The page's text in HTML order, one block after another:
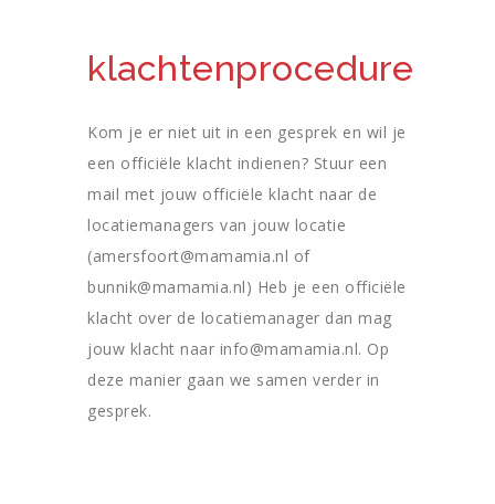
klachtenprocedure
Kom je er niet uit in een gesprek en wil je
een officiële klacht indienen? Stuur een
mail met jouw officiële klacht naar de
locatiemanagers van jouw locatie
(amersfoort@mamamia.nl of
bunnik@mamamia.nl) Heb je een officiële
klacht over de locatiemanager dan mag
jouw klacht naar info@mamamia.nl. Op
deze manier gaan we samen verder in
gesprek.